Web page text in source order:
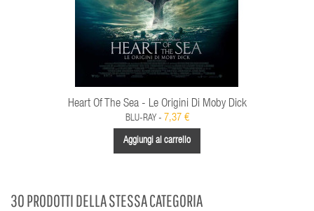
Heart Of The Sea - Le Origini Di Moby Dick
BLU-RAY - 7,37 €
Aggiungi al carrello
30 PRODOTTI DELLA STESSA CATEGORIA